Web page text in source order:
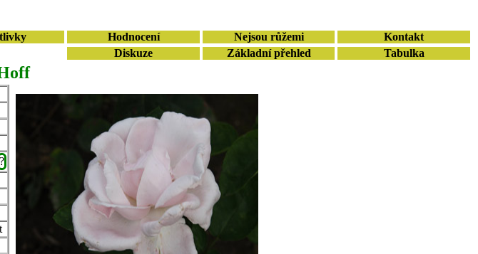
Hodnocení Nejsou růžemi
Kontakt
Diskuze Základní přehled Tabulka
?